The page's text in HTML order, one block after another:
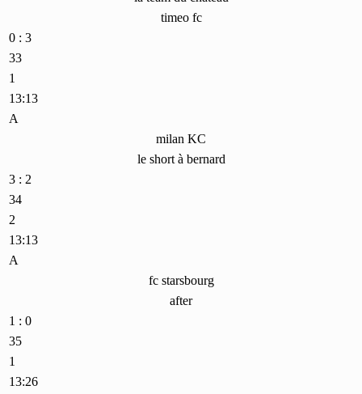
timeo fc
0 : 3
33
1
13:13
A
milan KC
le short à bernard
3 : 2
34
2
13:13
A
fc starsbourg
after
1 : 0
35
1
13:26